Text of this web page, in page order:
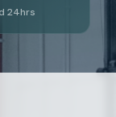
24hrs